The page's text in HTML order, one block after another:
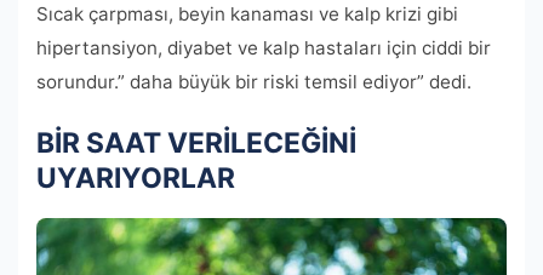
Sıcak çarpması, beyin kanaması ve kalp krizi gibi
hipertansiyon, diyabet ve kalp hastaları için ciddi bir
sorundur.” daha büyük bir riski temsil ediyor” dedi.
BİR SAAT VERİLECEĞİNİ
UYARIYORLAR